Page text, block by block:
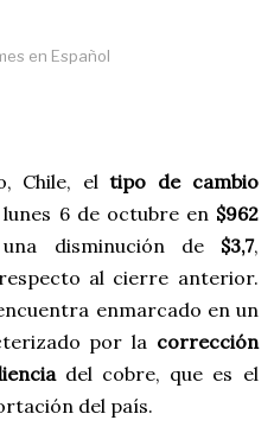
en Español
Chile, eltipo de cambio
6 de octubre en $962
disminución de $3,7,
respecto al cierre anterior.
enmarcado en un
por la corrección
del cobre, que es el
del país.